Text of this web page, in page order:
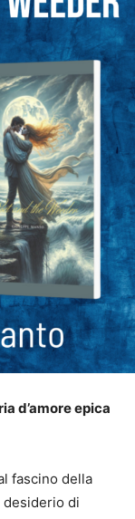
d’amore epica
fascino della
desiderio di